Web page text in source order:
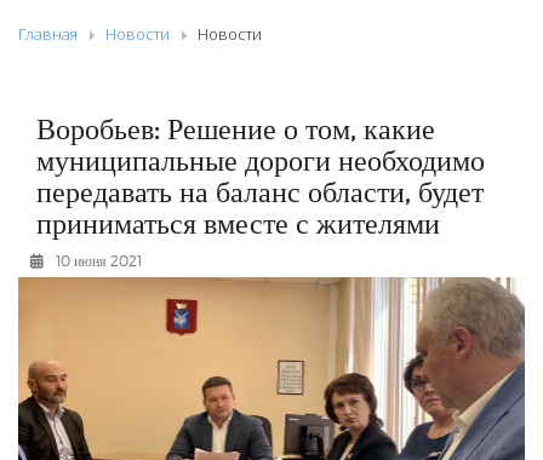
НОВОСТИ
К СВЕДЕНИЮ
КОНКУРСЫ
ФОТОРЕПОРТАЖИ
РЕКЛАМОДАТЕЛЯМ
ОБЪЯВЛЕНИЯ
Главная Новости Новости
Воробьев: Решение о том, какие
муниципальные дороги необходимо
передавать на баланс области, будет
приниматься вместе с жителями
10 июня 2021